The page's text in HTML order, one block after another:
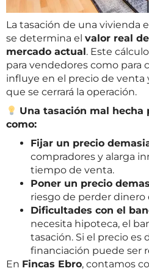
La tasación de una vivienda
se determina el valor real
mercado actual. Este
para vendedores como para
influye en el precio de venta
que se cerrará la operación.
Una tasación mal hecha
como:
Fijar un precio
compradores y alarga
tiempo de venta.
Poner un precio
riesgo de perder dinero
Dificultades con el
necesita hipoteca, el
tasación. Si el precio es
financiación puede ser
En Fincas Ebro, contamos